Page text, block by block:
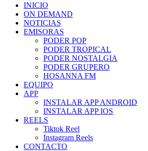
INICIO
ON DEMAND
NOTICIAS
EMISORAS
PODER POP
PODER TROPICAL
PODER NOSTALGIA
PODER GRUPERO
HOSANNA FM
EQUIPO
APP
INSTALAR APP ANDROID
INSTALAR APP IOS
REELS
Tiktok Reel
Instagram Reels
CONTACTO